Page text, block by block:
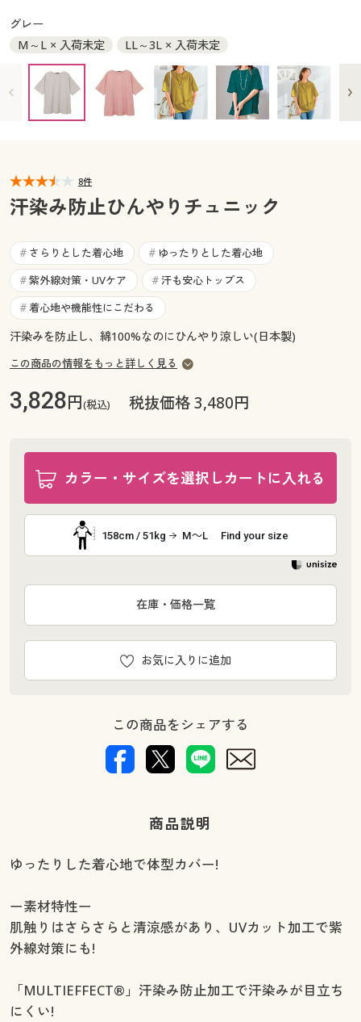
大きいサイズ 事務・制服
カタログ・チラシからのご注文
デジタルカタログ
カタログ無料プレゼント
マイページ
お気に入り
サポート
ご利用ガイド
よくある質問とお問い合わせ
カタログ無料プレゼント
会員メニュー
閲覧履歴
サポート
ご利用ガイド
グレー
M～L × 入荷未定
LL～3L × 入荷未定
8件
汗染み防止ひんやりチュニック
# さらりとした着心地 # ゆったりとした着心地
# 紫外線対策・UVケア # 汗も安心トップス
# 着心地や機能性にこだわる
汗染みを防止し、綿100%なのにひんやり涼しい(日本製)
この商品の情報をもっと詳しく見る
3,828円(税込) 税抜価格 3,480円
カラー・サイズを選択しカートに入れる
158cm / 51kg M～L Find your size
お気に入りに追加
在庫・価格一覧
この商品をシェアする
商品説明
ゆったりした着心地で体型カバー!
ー素材特性ー
肌触りはさらさらと清涼感があり、UVカット加工で紫
外線対策にも!
「MULTIEFFECT®」汗染み防止加工で汗染みが目立ち
にくい!